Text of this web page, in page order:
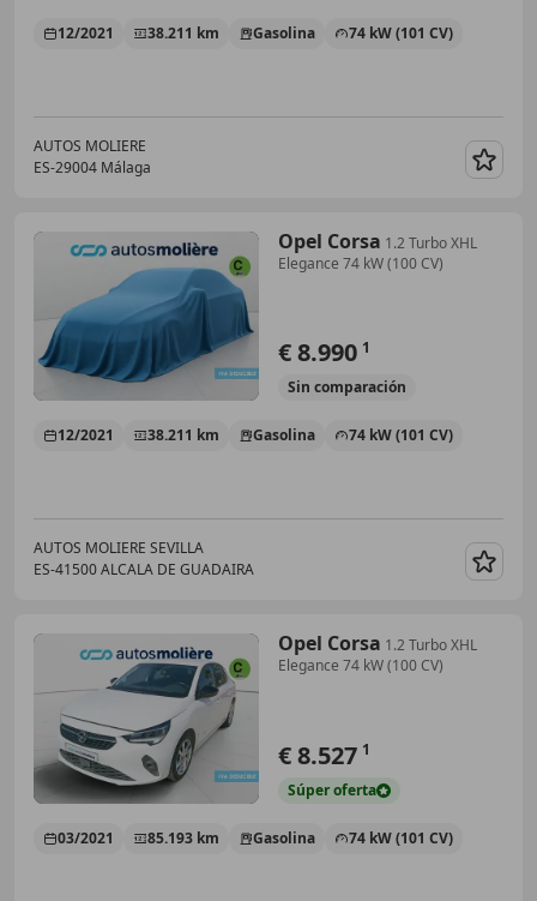
12/2021 38.211 km Gasolina 74 kW (101 CV)
AUTOS MOLIERE
ES-29004 Málaga
Opel Corsa 1.2 Turbo XHL
Elegance 74 kW (100 CV)
€ 8.990 1
Sin comparación
12/2021 38.211 km Gasolina 74 kW (101 CV)
AUTOS MOLIERE SEVILLA
ES-41500 ALCALA DE GUADAIRA
Opel Corsa 1.2 Turbo XHL
Elegance 74 kW (100 CV)
€ 8.527 1
Súperoferta
03/2021 85.193 km Gasolina 74 kW (101 CV)